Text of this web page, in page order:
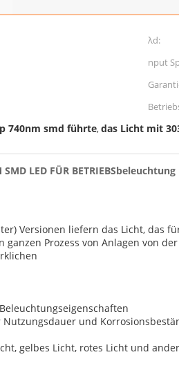
λd:
nput
740nm smd führte,das Licht mit
LED FÜR BETRIEBSbeleuchtung
Versionen liefern das Licht, das
Prozess von Anlagen von
und
gelbes Licht, rotes Licht und